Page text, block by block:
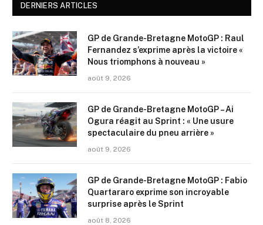
DERNIERS ARTICLES
GP de Grande-Bretagne MotoGP : Raul
Fernandez s’exprime après la victoire «
Nous triomphons à nouveau »
août 9, 2026
GP de Grande-Bretagne MotoGP – Ai
Ogura réagit au Sprint : « Une usure
spectaculaire du pneu arrière »
août 9, 2026
GP de Grande-Bretagne MotoGP : Fabio
Quartararo exprime son incroyable
surprise après le Sprint
août 8, 2026